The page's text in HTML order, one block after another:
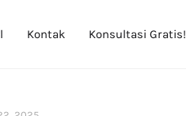
Kontak Konsultasi Gratis!